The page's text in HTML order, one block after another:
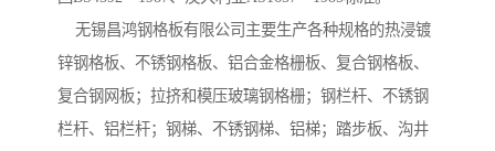
无锡昌鸿钢格板有限公司主要生产各种规格的热浸镀
锌钢格板、不锈钢格板、铝合金格栅板、复合钢格板、
复合钢网板；拉挤和模压玻璃钢格栅；钢栏杆、不锈钢
栏杆、铝栏杆；钢梯、不锈钢梯、铝梯；踏步板、沟井